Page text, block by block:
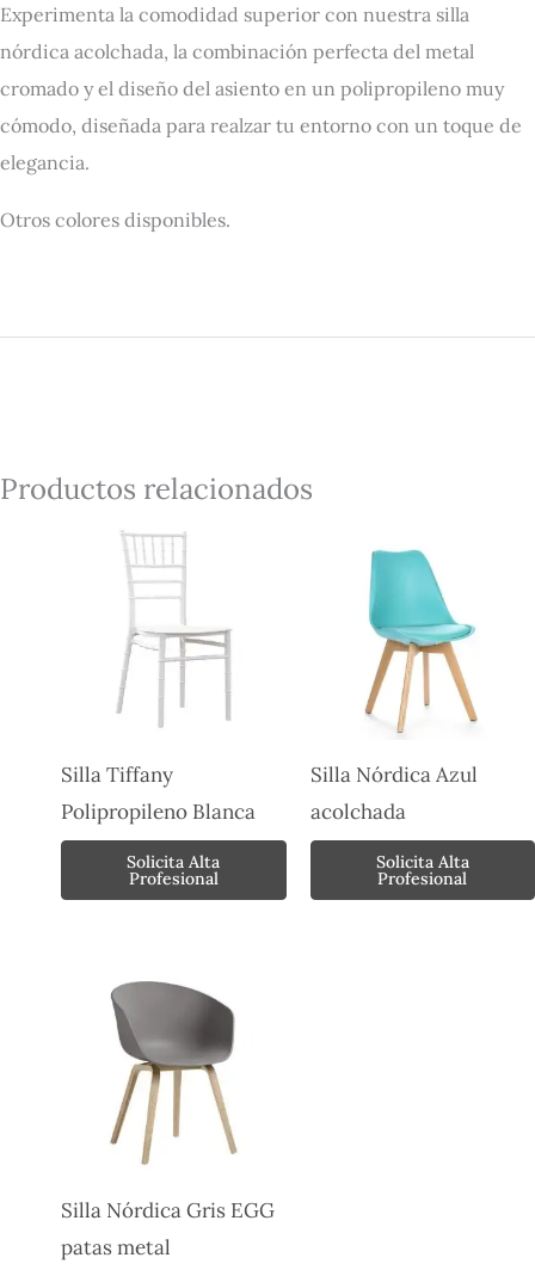
Experimenta la comodidad superior con nuestra silla
nórdica acolchada, la combinación perfecta del metal
cromado y el diseño del asiento en un polipropileno muy
cómodo, diseñada para realzar tu entorno con un toque de
elegancia.
Otros colores disponibles.
Productos relacionados
Silla Tiffany
Polipropileno Blanca
Solicita Alta
Profesional
Silla Nórdica Azul
acolchada
Solicita Alta
Profesional
Silla Nórdica Gris EGG
patas metal